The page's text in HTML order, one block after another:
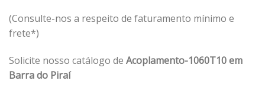
(Consulte-nos a respeito de faturamento mínimo e
frete*)
Solicite nosso catálogo de Acoplamento-1060T10 em
Barra do Piraí